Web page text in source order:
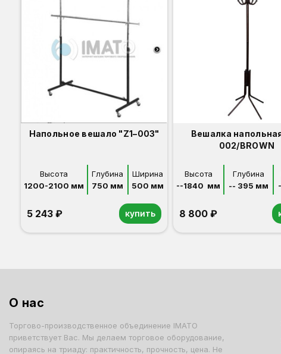
Напольное вешало "Z1–003"
Высота
1200-2100 мм
Глубина
750 мм
Ширина
500 мм
5 243 ₽ купить
Вешалка
002/BROWN
Высота
--1840  мм
Глубина
-- 395 мм
8 800 ₽
О нас
Торгово-производственное объединение IMATO
приветствует Вас. Мы делаем торговое оборудование,
опираясь на триаду: практичность, прочность, цена. Не